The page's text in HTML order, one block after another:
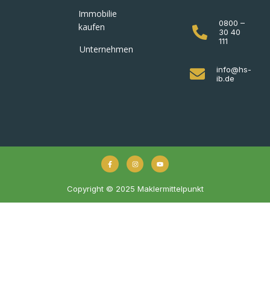
Immobilie
kaufen
Unternehmen
0800 –
30 40
111
info@hs-
ib.de
Copyright © 2025 Maklermittelpunkt